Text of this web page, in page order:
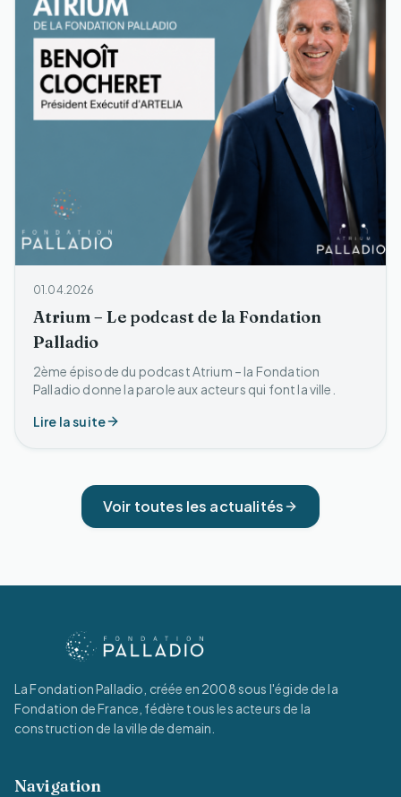
01.04.2026
Atrium – Le podcast de la Fondation
Palladio
2ème épisode du podcast Atrium – la Fondation
Palladio donne la parole aux acteurs qui font la ville.
Lire la suite
Voir toutes les actualités
La Fondation Palladio, créée en 2008 sous l'égide de la
Fondation de France, fédère tous les acteurs de la
construction de la ville de demain.
Navigation